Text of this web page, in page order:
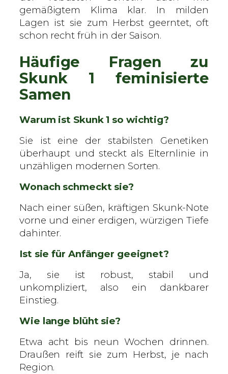
gemäßigtem Klima klar. In milden
Lagen ist sie zum Herbst geerntet, oft
schon recht früh in der Saison.
Häufige Fragen zu
Skunk 1 feminisierte
Samen
Warum ist Skunk 1 so wichtig?
Sie ist eine der stabilsten Genetiken
überhaupt und steckt als Elternlinie in
unzähligen modernen Sorten.
Wonach schmeckt sie?
Nach einer süßen, kräftigen Skunk-Note
vorne und einer erdigen, würzigen Tiefe
dahinter.
Ist sie für Anfänger geeignet?
Ja, sie ist robust, stabil und
unkompliziert, also ein dankbarer
Einstieg.
Wie lange blüht sie?
Etwa acht bis neun Wochen drinnen.
Draußen reift sie zum Herbst, je nach
Region.